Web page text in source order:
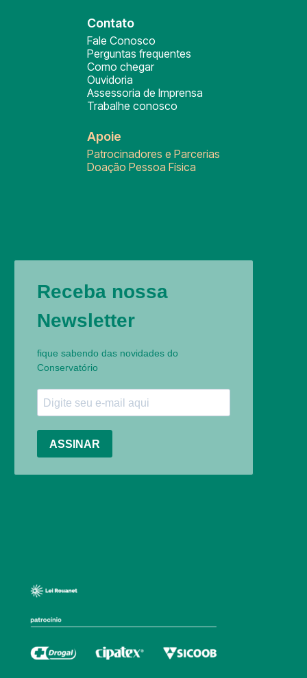
Contato
Fale Conosco
Perguntas frequentes
Como chegar
Ouvidoria
Assessoria de Imprensa
Trabalhe conosco
Apoie
Patrocinadores e Parcerias
Doação Pessoa Física